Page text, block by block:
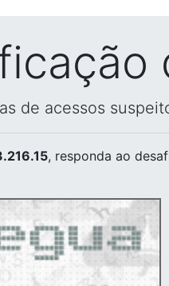
de acessos
, responda ao